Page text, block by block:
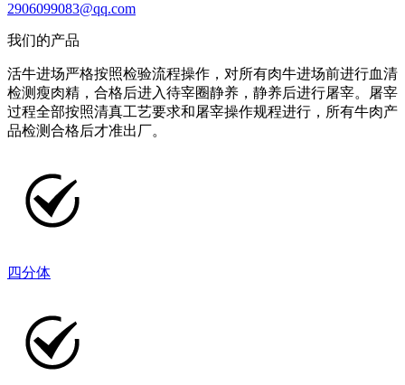
2906099083@qq.com
我们的产品
活牛进场严格按照检验流程操作，对所有肉牛进场前进行血清
检测瘦肉精，合格后进入待宰圈静养，静养后进行屠宰。屠宰
过程全部按照清真工艺要求和屠宰操作规程进行，所有牛肉产
品检测合格后才准出厂。
四分体